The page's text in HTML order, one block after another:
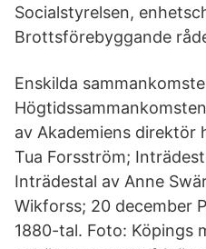
Socialstyrelsen,
Brottsförebyggande
Enskilda
av Akademiens direktör
Tua Forsström;
Inträdestal av Anne
Wikforss; 20 december
1880-tal. Foto: Köpings